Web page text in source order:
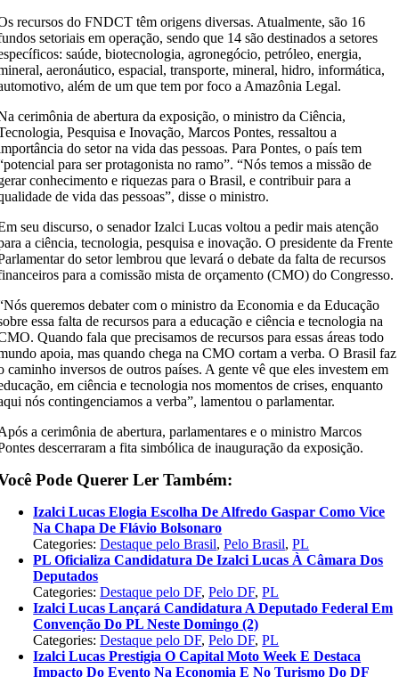
recursos do FNDCT têm origens diversas. Atualmente, são 16
setoriais em operação, sendo que 14 são destinados a setores
saúde, biotecnologia, agronegócio, petróleo, energia,
aeronáutico, espacial, transporte, mineral, hidro, informática,
além de um que tem por foco a Amazônia Legal.
cerimônia de abertura da exposição, o ministro da Ciência,
Pesquisa e Inovação, Marcos Pontes, ressaltou a
do setor na vida das pessoas. Para Pontes, o país tem
para ser protagonista no ramo”. “Nós temos a missão de
conhecimento e riquezas para o Brasil, e contribuir para a
de vida das pessoas”, disse o ministro.
seu discurso, o senador Izalci Lucas voltou a pedir mais atenção
a ciência, tecnologia, pesquisa e inovação. O presidente da Frente
do setor lembrou que levará o debate da falta de recursos
para a comissão mista de orçamento (CMO) do Congresso.
queremos debater com o ministro da Economia e da Educação
essa falta de recursos para a educação e ciência e tecnologia na
Quando fala que precisamos de recursos para essas áreas todo
apoia, mas quando chega na CMO cortam a verba. O Brasil faz
caminho inversos de outros países. A gente vê que eles investem em
em ciência e tecnologia nos momentos de crises, enquanto
nós contingenciamos a verba”, lamentou o parlamentar.
a cerimônia de abertura, parlamentares e o ministro Marcos
descerraram a fita simbólica de inauguração da exposição.
Pode Querer Ler Também:
Izalci Lucas Elogia Escolha De Alfredo Gaspar Como Vice
Na Chapa De Flávio Bolsonaro
Categories:Destaque pelo Brasil,Pelo Brasil,PL
PL Oficializa Candidatura De Izalci Lucas À Câmara Dos
Deputados
Categories:Destaque pelo DF,Pelo DF,PL
Izalci Lucas Lançará Candidatura A Deputado Federal Em
Convenção Do PL Neste Domingo (2)
Categories:Destaque pelo DF,Pelo DF,PL
Izalci Lucas Prestigia O Capital Moto Week E Destaca
Impacto Do Evento Na Economia E No Turismo Do DF